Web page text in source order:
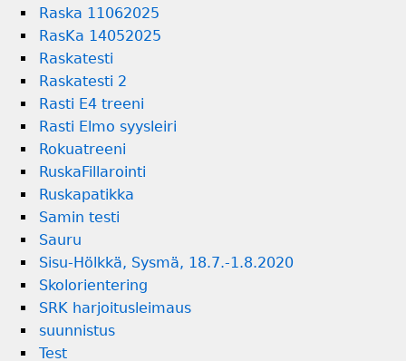
Raska 11062025
RasKa 14052025
Raskatesti
Raskatesti 2
Rasti E4 treeni
Rasti Elmo syysleiri
Rokuatreeni
RuskaFillarointi
Ruskapatikka
Samin testi
Sauru
Sisu-Hölkkä, Sysmä, 18.7.-1.8.2020
Skolorientering
SRK harjoitusleimaus
suunnistus
Test